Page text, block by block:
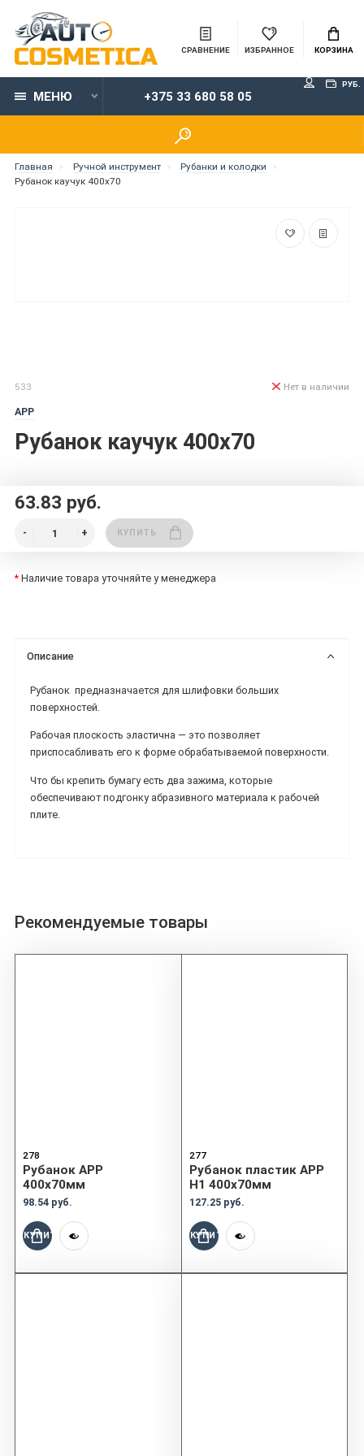
СРАВНЕНИЕ ИЗБРАННОЕ КОРЗИНА
МЕНЮ +375 33 680 58 05
РУБ.
Главная Ручной инструмент
Рубанки и колодки
Рубанок каучук 400x70
533
APP
Рубанок каучук 400x70
Нет в наличии
63.83 руб.
КУПИТЬ
* Наличие товара уточняйте у менеджера
Описание
Рубанок предназначается для шлифовки больших
поверхностей.
Рабочая плоскость эластична ― это позволяет
приспосабливать его к форме обрабатываемой поверхности.
Что бы крепить бумагу есть два зажима, которые
обеспечивают подгонку абразивного материала к рабочей
плите.
Рекомендуемые товары
278
Рубанок APP
400х70мм
98.54 руб.
КУПИТЬ
277
Рубанок пластик APP
Н1 400х70мм
127.25 руб.
КУПИТЬ